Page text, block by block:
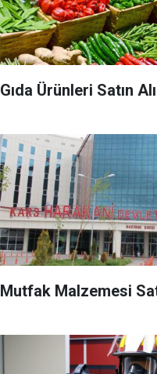
Gıda Ürünleri Satın
Mutfak Malzemesi